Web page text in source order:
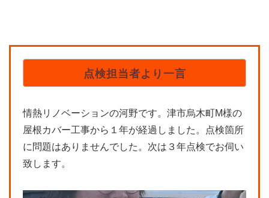
点検担当者より一言
情熱リノベーションの河野です。津市烏木町M様の
屋根カバー工事から１年が経過しました。点検箇所
に問題はありませんでした。次は３年点検でお伺い
致します。